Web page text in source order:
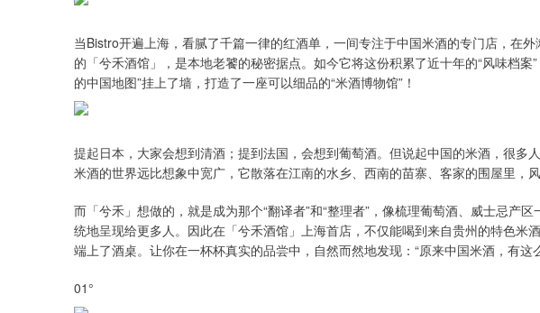
当Bistro开遍上海，看腻了千篇一律的红酒单，一间专注于中国米酒的专门店，在
的「兮禾酒馆」，是本地老饕的秘密据点。如今它将这份积累了近十年的“风味档案
的中国地图”挂上了墙，打造了一座可以细品的“米酒博物馆”！
提起日本，大家会想到清酒；提到法国，会想到葡萄酒。但说起中国的米酒，很多
米酒的世界远比想象中宽广，它散落在江南的水乡、西南的苗寨、客家的围屋里，
而「兮禾」想做的，就是成为那个“翻译者”和“整理者”，像梳理葡萄酒、威士忌产
统地呈现给更多人。因此在「兮禾酒馆」上海首店，不仅能喝到来自贵州的特色米
端上了酒桌。让你在一杯杯真实的品尝中，自然而然地发现：“原来中国米酒，有这
01°